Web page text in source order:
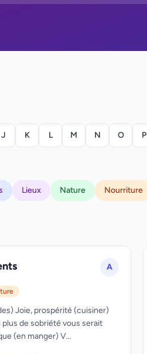
J K L M N O P
Lieux Nature Nourriture
A
Joie, prospérité (cuisiner)
plus de sobriété vous serait
(en manger) V...